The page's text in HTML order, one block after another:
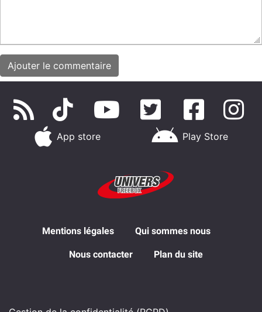
App store Play Store
Mentions légales Qui sommes nous
Nous contacter Plan du site